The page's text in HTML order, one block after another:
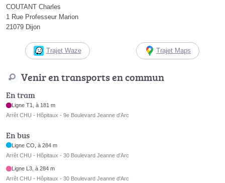
COUTANT Charles
1 Rue Professeur Marion
21079 Dijon
Trajet Waze Trajet Maps
Venir en transports en commun
En tram
Ligne T1, à 181 m
Arrêt CHU - Hôpitaux - 9e Boulevard Jeanne d'Arc
En bus
Ligne CO, à 284 m
Arrêt CHU - Hôpitaux - 30 Boulevard Jeanne d'Arc
Ligne L3, à 284 m
Arrêt CHU - Hôpitaux - 30 Boulevard Jeanne d'Arc